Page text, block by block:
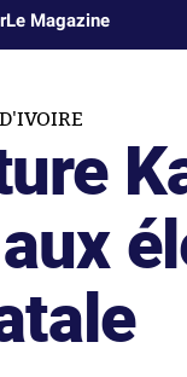
Le Magazine